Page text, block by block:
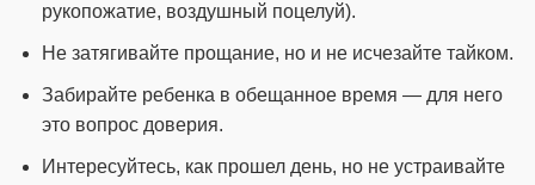
рукопожатие, воздушный поцелуй).
Не затягивайте прощание, но и не исчезайте тайком.
Забирайте ребенка в обещанное время — для него
это вопрос доверия.
Интересуйтесь, как прошел день, но не устраивайте